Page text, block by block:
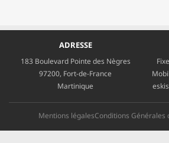
ADRESSE
183 Boulevard Pointe des Nègres
97200, Fort-de-France
Martinique
Mentions légalesConditions Générales